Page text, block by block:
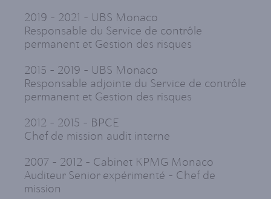
2019 – 2021 – UBS Monaco
Responsable du Service de contrôle
permanent et Gestion des risques
2015 – 2019 – UBS Monaco
Responsable adjointe du Service de contrôle
permanent et Gestion des risques
2012 – 2015 – BPCE
Chef de mission audit interne
2007 – 2012 – Cabinet KPMG Monaco
Auditeur Senior expérimenté – Chef de
mission